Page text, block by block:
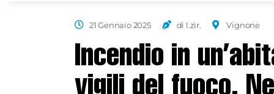
21 Gennaio 2025 di l.zir. Vignone
Incendio in